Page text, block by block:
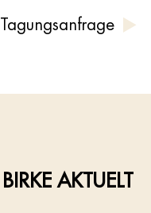
Tagungsanfrage
BIRKE AKTUELT